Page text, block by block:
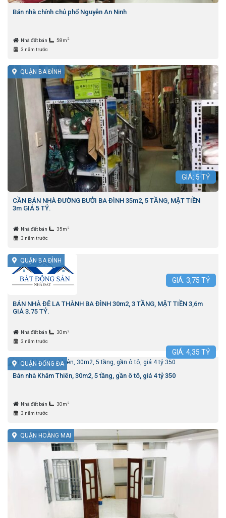
Bán nhà chính chủ phố Nguyễn An Ninh
Nhà đất bán 58m 2
3 năm trước
QUẬN BA ĐÌNH
GIÁ: 5 TỶ
CẦN BÁN NHÀ ĐƯỜNG BƯỞI BA ĐÌNH 35m2, 5 TẦNG, MẶT TIỀN
3m GIÁ 5 TỶ.
Nhà đất bán 35m 2
3 năm trước
QUẬN BA ĐÌNH
GIÁ: 3,75 TỶ
BÁN NHÀ ĐÊ LA THÀNH BA ĐÌNH 30m2, 3 TẦNG, MẶT TIỀN 3,6m
GIÁ 3.75 TỶ.
Nhà đất bán 30m 2
3 năm trước
QUẬN ĐỐNG ĐA
GIÁ: 4,35 TỶ
Bán nhà Khâm Thiên, 30m2, 5 tầng, gần ô tô, giá 4 tỷ 350
Nhà đất bán 30m 2
3 năm trước
QUẬN HOÀNG MAI